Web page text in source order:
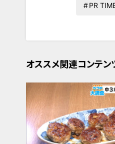
PR
オススメ関連コンテン